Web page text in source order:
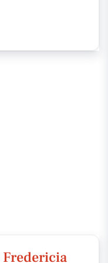
Fredericia